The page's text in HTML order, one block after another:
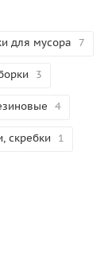
для мусора 7
3
4
скребки 1